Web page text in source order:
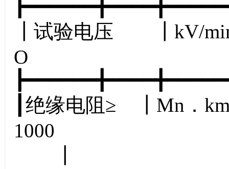
┃试验电压 ┃kV/
O
┃绝缘电阻≥ ┃Mn．